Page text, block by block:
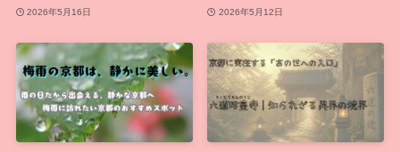
2026年5月16日 2026年5月12日